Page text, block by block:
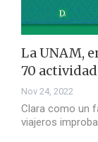
La UNAM,
70
Nov 24, 2022
Clara como un
viajeros